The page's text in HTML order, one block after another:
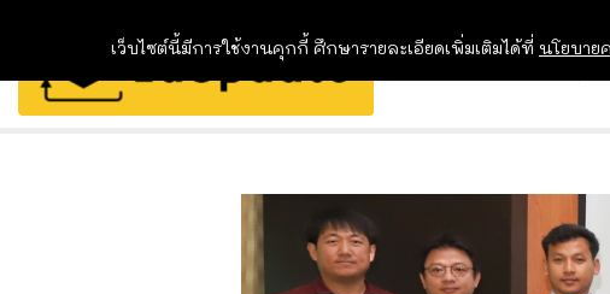
เว็บไซต์นี้มีการใช้งานคุกกี้ ศึกษารายละเอียดเพิ่มเติมได้ที่ นโยบาย